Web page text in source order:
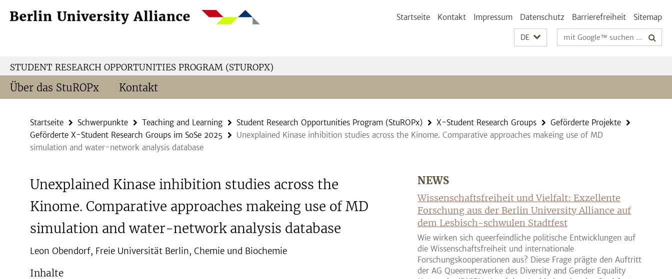
direkt
Service-
Startseite Kontakt Impressum Datenschutz Barrierefreiheit Sitemap
DE Suchbegriffe
STUDENT RESEARCH OPPORTUNITIES PROGRAM (STUROPX)
Über das StuROPx Kontakt
Startseite Schwerpunkte Teaching and Learning Student Research Opportunities Program (StuROPx) X-Student Research Groups
Geförderte Projekte
Geförderte X-Student Research Groups im SoSe 2025
Unexplained Kinase inhibition studies across the Kinome. Comparative approaches makeing use of MD
simulation and water-network analysis database
Unexplained Kinase inhibition studies across the
Kinome. Comparative approaches makeing use of MD
simulation and water-network analysis database
Leon Obendorf, Freie Universität Berlin, Chemie und Biochemie
Inhalte
NEWS
Wissenschaftsfreiheit und Vielfalt: Exzellente
Forschung aus der Berlin University Alliance auf
dem Lesbisch-schwulen Stadtfest
Wie wirken sich queerfeindliche politische Entwicklungen auf
die Wissenschaftsfreiheit und internationale
Forschungskooperationen aus? Diese Frage prägte den Auftritt
der AG Queernetzwerke des Diversity and Gender Equality